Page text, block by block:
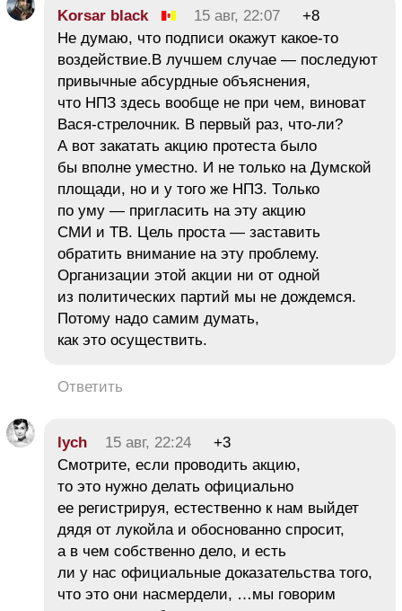
Korsar black 15 авг, 22:07
+8
Не думаю, что подписи окажут какое-то
воздействие.В лучшем случае — последуют
привычные абсурдные объяснения,
что НПЗ здесь вообще не при чем, виноват
Вася-стрелочник. В первый раз, что-ли?
А вот закатать акцию протеста было
бы вполне уместно. И не только на Думской
площади, но и у того же НПЗ. Только
по уму — пригласить на эту акцию
СМИ и ТВ. Цель проста — заставить
обратить внимание на эту проблему.
Организации этой акции ни от одной
из политических партий мы не дождемся.
Потому надо самим думать,
как это осуществить.
Ответить
lych 15 авг, 22:24
+3
Смотрите, если проводить акцию,
то это нужно делать официально
ее регистрируя, естественно к нам выйдет
дядя от лукойла и обоснованно спросит,
а в чем собственно дело, и есть
ли у нас официальные доказательства того,
что это они насмердели, …мы говорим